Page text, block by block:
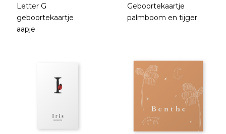
Letter G
geboortekaartje
aapje
Geboortekaartje
palmboom en tijger